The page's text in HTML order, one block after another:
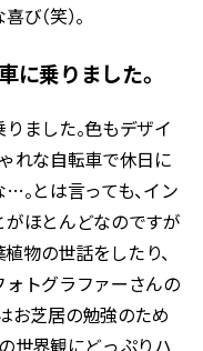
（笑）。
に乗りました。
ました。色もデザイ
れな自転車で休日に
とは言っても、イン
ほとんどなのですが
植物の世話をしたり、
トグラファーさんの
お芝居の勉強のため